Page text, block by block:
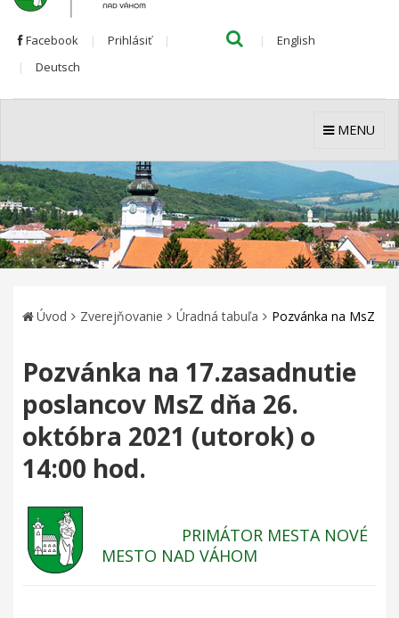
Facebook Prihlásiť English
Deutsch
MENU
Úvod Zverejňovanie Úradná tabuľa Pozvánka na MsZ
Pozvánka na 17.zasadnutie
poslancov MsZ dňa 26.
októbra 2021 (utorok) o
14:00 hod.
PRIMÁTOR MESTA NOVÉ
MESTO NAD VÁHOM